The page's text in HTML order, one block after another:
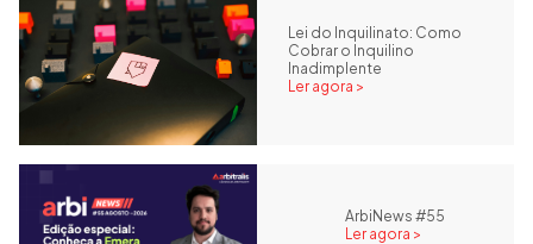
Lei do Inquilinato: Como
Cobrar o Inquilino
Inadimplente
Ler agora >
ArbiNews #55
Ler agora >